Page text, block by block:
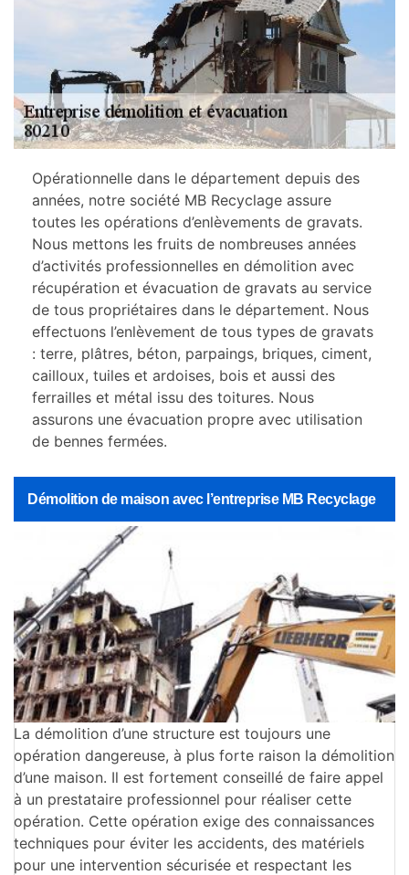
Démolition de maison avec l’entreprise MB Recyclage
La démolition d’une structure est toujours une
opération dangereuse, à plus forte raison la démolition
d’une maison. Il est fortement conseillé de faire appel
à un prestataire professionnel pour réaliser cette
opération. Cette opération exige des connaissances
techniques pour éviter les accidents, des matériels
pour une intervention sécurisée et respectant les
Opérationnelle dans le département depuis des
années, notre société MB Recyclage assure
toutes les opérations d’enlèvements de gravats.
Nous mettons les fruits de nombreuses années
d’activités professionnelles en démolition avec
récupération et évacuation de gravats au service
de tous propriétaires dans le département. Nous
effectuons l’enlèvement de tous types de gravats
: terre, plâtres, béton, parpaings, briques, ciment,
cailloux, tuiles et ardoises, bois et aussi des
ferrailles et métal issu des toitures. Nous
assurons une évacuation propre avec utilisation
de bennes fermées.